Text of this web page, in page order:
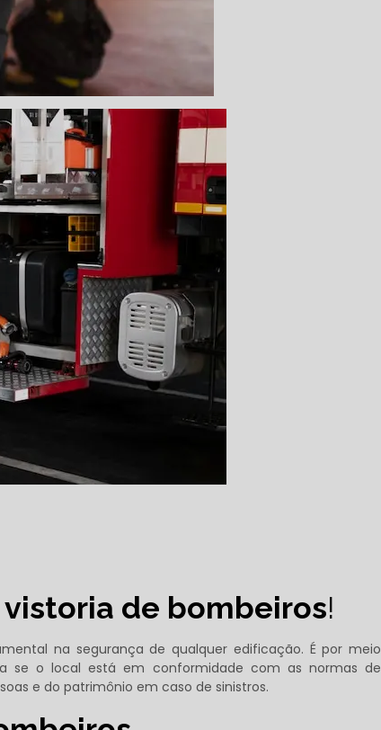
vistoria de bombeiros!
na segurança de qualquer edificação. É por meio
se o local está em conformidade com as normas de
e do patrimônio em caso de sinistros.